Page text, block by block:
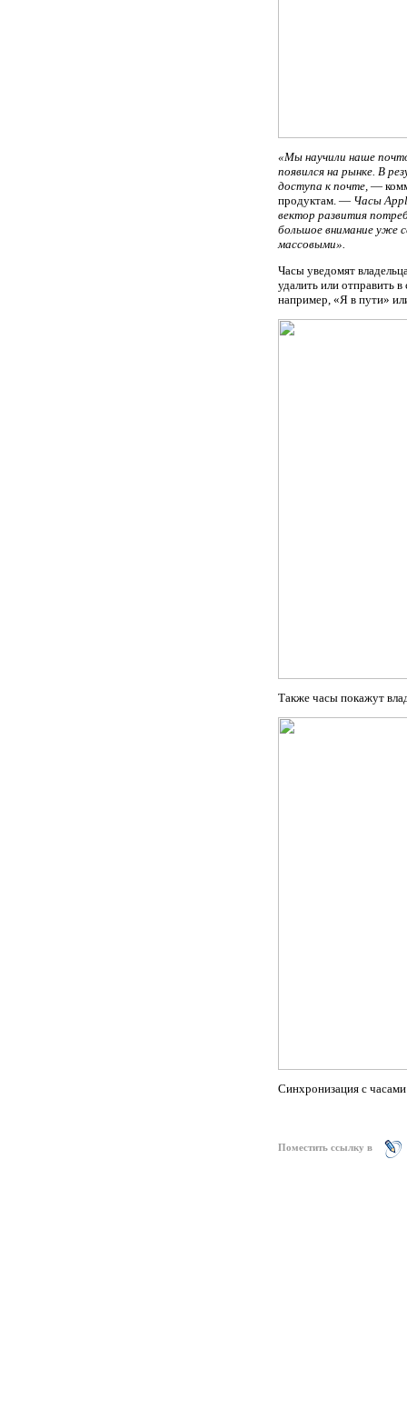
«Мы научили наше
появился на рынке. В
доступа к почте, —
продуктам. — Часы
вектор развития
большое внимание уже
массовыми».
Часы уведомят
удалить или отправить
например, «Я в пути»
Также часы покажут
Синхронизация с
Поместить ссылку в